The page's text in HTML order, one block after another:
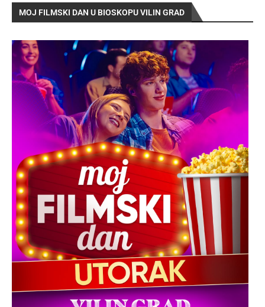
MOJ FILMSKI DAN U BIOSKOPU VILIN GRAD